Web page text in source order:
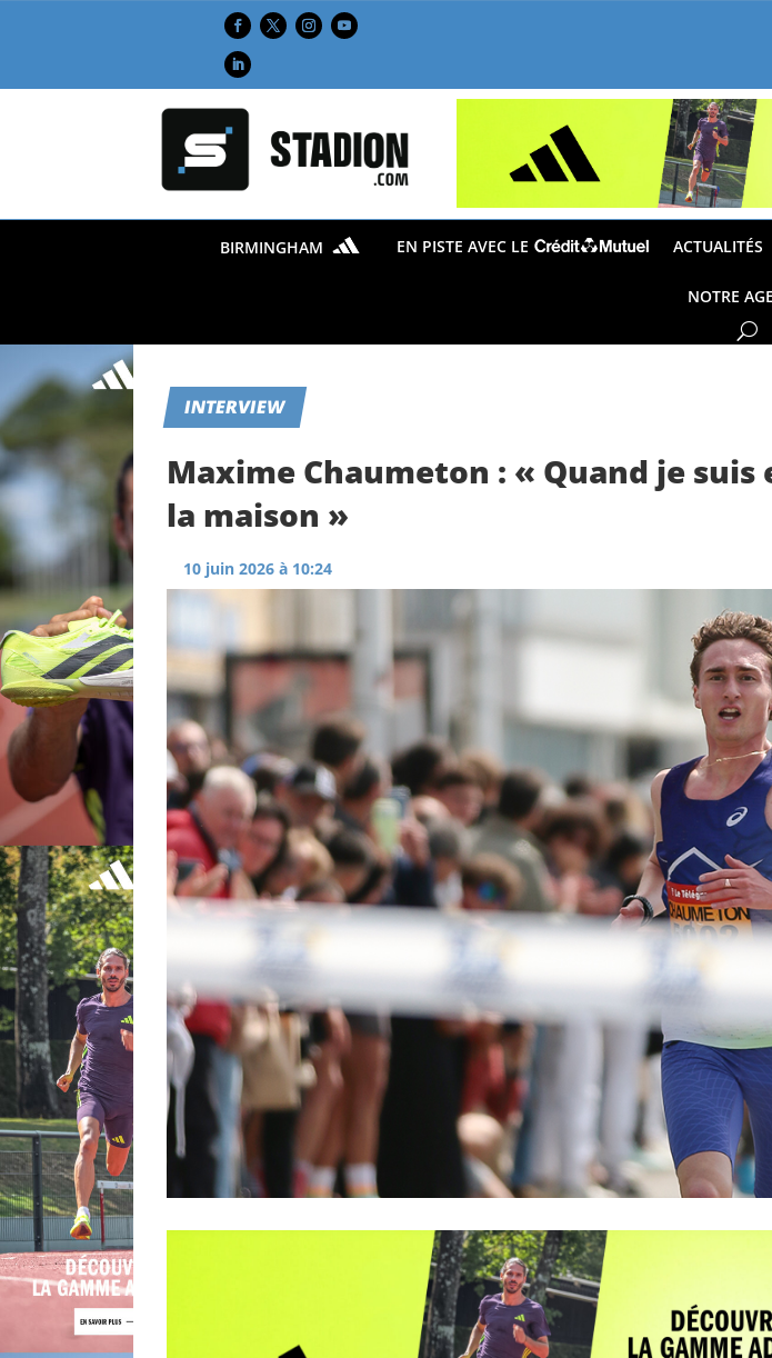
BIRMINGHAM EN PISTE AVEC LE ACTUALITÉS
NOTRE
INTERVIEW
Maxime Chaumeton : « Quand je suis
la maison »
10 juin 2026 à 10:24